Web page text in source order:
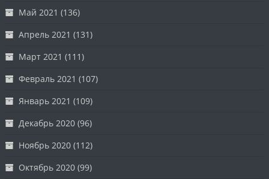
Май 2021 (136)
Апрель 2021 (131)
Март 2021 (111)
Февраль 2021 (107)
Январь 2021 (109)
Декабрь 2020 (96)
Ноябрь 2020 (112)
Октябрь 2020 (99)